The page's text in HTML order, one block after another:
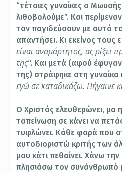
“τέτοιες γυναίκες ο Μωυσής
λιθοβολούμε”. Και
τον παγιδεύσουν με αυτό
απαντήσει. Κι εκείνος τους
είναι αναμάρτητος, ας ρίξει
της“. Και μετά (αφού
της) στράφηκε στη γυναίκα
εγώ σε καταδικάζω. Πήγαινε
Ο Χριστός ελευθερώνει, μα
ταπείνωση σε κάνει να
τυφλώνει. Κάθε φορά που
αυτοδιοριστώ κριτής των
μου κάτι πεθαίνει. Χάνω
πλησιάσω τον συνάνθρωπό